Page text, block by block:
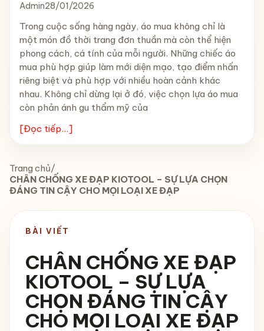
Admin28/01/2026
Trong cuộc sống hàng ngày, áo mua không chỉ là
một món đồ thời trang đơn thuần mà còn thể hiện
phong cách, cá tính của mỗi người. Những chiếc áo
mua phù hợp giúp làm mới diện mạo, tạo điểm nhấn
riêng biệt và phù hợp với nhiều hoàn cảnh khác
nhau. Không chỉ dừng lại ở đó, việc chọn lựa áo mua
còn phản ánh gu thẩm mỹ của
[Đọc tiếp...]
Trang chủ/
CHÂN CHỐNG XE ĐẠP KIOTOOL – SỰ LỰA CHỌN
ĐÁNG TIN CẬY CHO MỌI LOẠI XE ĐẠP
BÀI VIẾT
CHÂN CHỐNG XE ĐẠP
KIOTOOL – SỰ LỰA
CHỌN ĐÁNG TIN CẬY
CHO MỌI LOẠI XE ĐẠP